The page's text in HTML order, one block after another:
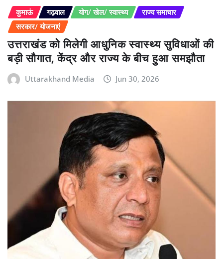
कुमाऊं गढ़वाल योग/ खेल/ स्वास्थ्य
राज्य समाचार
सरकार/ योजनाएं
उत्तराखंड को मिलेगी आधुनिक स्वास्थ्य सुविधाओं की
बड़ी सौगात, केंद्र और राज्य के बीच हुआ समझौता
Uttarakhand Media Jun 30, 2026